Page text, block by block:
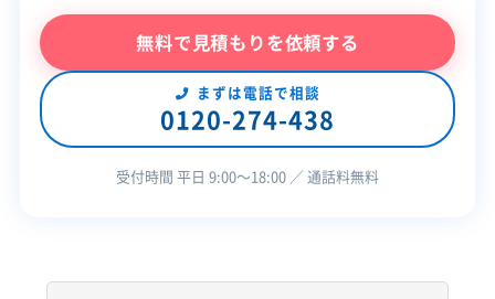
許可番号
【解体工事業登録】
神奈川県知事：第2894号
東京都知事：第5029号
埼玉県知事：第3194号
千葉県知事：第2449号
【産業廃棄物収集運搬業許可】
埼玉県知事：第01100234279号
東京都知事：第01300234279号
全部見る
無料で見積もりを依頼する
まずは電話で相談
0120-274-438
受付時間 平日 9:00〜18:00 ／ 通話料無料